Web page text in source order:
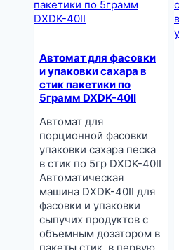
Автомат для фасовки
и упаковки сахара в
стик пакетики по
5грамм DXDK-40II
Автомат для
порционной фасовки
упаковки сахара песка
в стик по 5гр DXDK-40II
Автоматическая
машина DXDK-40II для
фасовки и упаковки
сыпучих продуктов с
объемным дозатором в